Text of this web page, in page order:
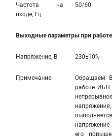
Частота на
входе, Гц
50/60
Выходные параметры при работе
Напряжение, В 230±10%
Примечание
Обращаем
работе ИБП
напряжение
его